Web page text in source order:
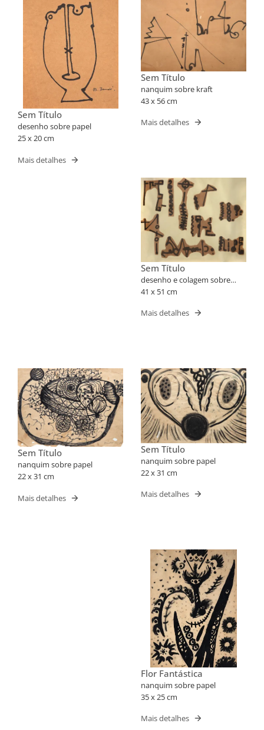
Sem Título
desenho sobre papel
25 x 20 cm
Mais detalhes
Sem Título
nanquim sobre kraft
43 x 56 cm
Mais detalhes
Sem Título
desenho e colagem sobre
papel
41 x 51 cm
Mais detalhes
Sem Título
nanquim sobre papel
22 x 31 cm
Mais detalhes
Sem Título
nanquim sobre papel
22 x 31 cm
Mais detalhes
Flor Fantástica
nanquim sobre papel
35 x 25 cm
Mais detalhes